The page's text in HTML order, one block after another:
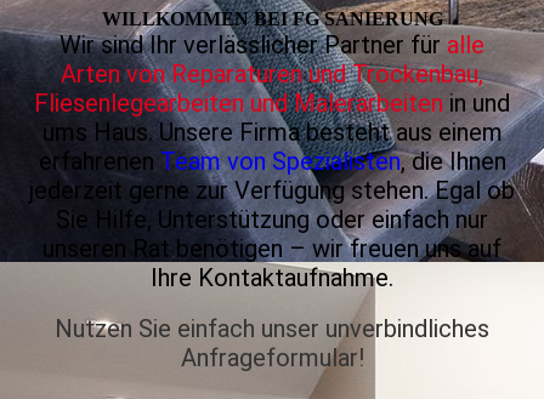
WILLKOMMEN BEI FG SANIERUNG
Wir sind Ihr verlässlicher Partner für alle
Arten von Reparaturen und Trockenbau,
Fliesen­lege­arbeiten und Malerarbeiten in und
ums Haus. Unsere Firma besteht aus einem
erfahrenen Team von Spezialisten, die Ihnen
jederzeit gerne zur Verfü­gung stehen. Egal ob
Sie Hilfe, Unterstützung oder einfach nur
unseren Rat benötigen – wir freuen uns auf
Ihre Kontaktaufnahme.
Nutzen Sie einfach unser unverbindliches
Anfrageformular!